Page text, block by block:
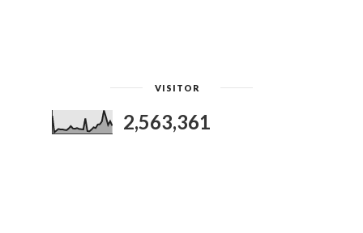
VISITOR
2,563,361